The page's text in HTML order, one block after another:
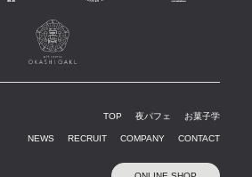
TOP 夜パフェ お菓子学
NEWS RECRUIT COMPANY CONTACT